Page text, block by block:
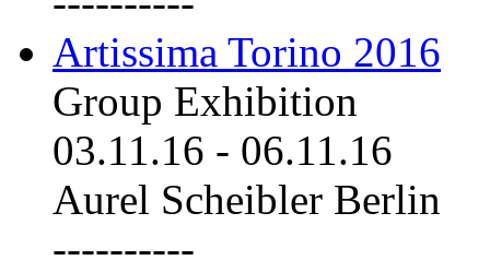
Artissima Torino 2016
Group Exhibition
03.11.16 - 06.11.16
Aurel Scheibler Berlin
----------